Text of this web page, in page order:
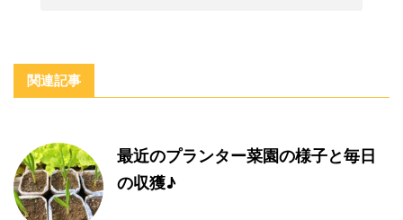
関連記事
最近のプランター菜園の様子と毎日
の収獲♪